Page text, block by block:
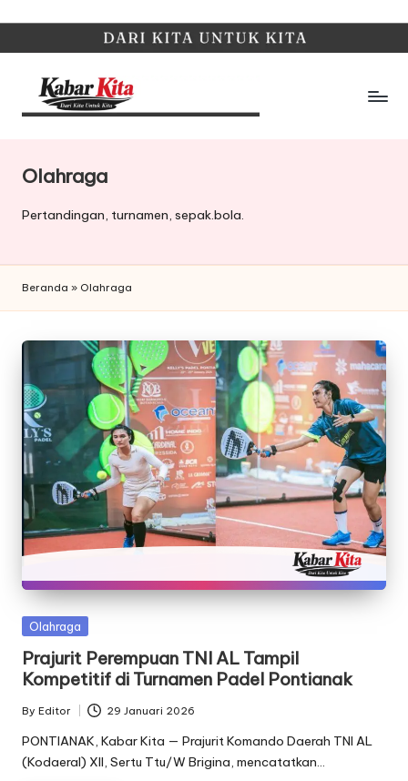
content
a
a
r
K
it
a
Untuk
Olahraga
Pertandingan, turnamen, sepak.bola.
Beranda » Olahraga
Posted
Olahraga
Prajurit Perempuan TNI AL Tampil
Kompetitif di Turnamen Padel Pontianak
Posted
by
By Editor 29 Januari 2026
PONTIANAK, Kabar Kita — Prajurit Komando Daerah TNI AL
(Kodaeral) XII, Sertu Ttu/W Brigina, mencatatkan…